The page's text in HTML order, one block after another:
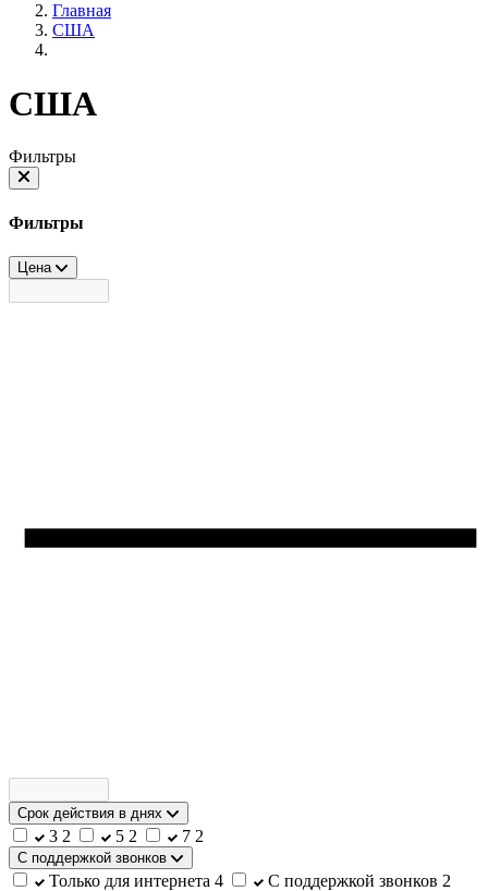
Главная
США
США
Фильтры
Фильтры
Цена
Срок действия в днях
3 2 5 2 7 2
С поддержкой звонков
Только для интернета 4 С поддержкой звонков 2